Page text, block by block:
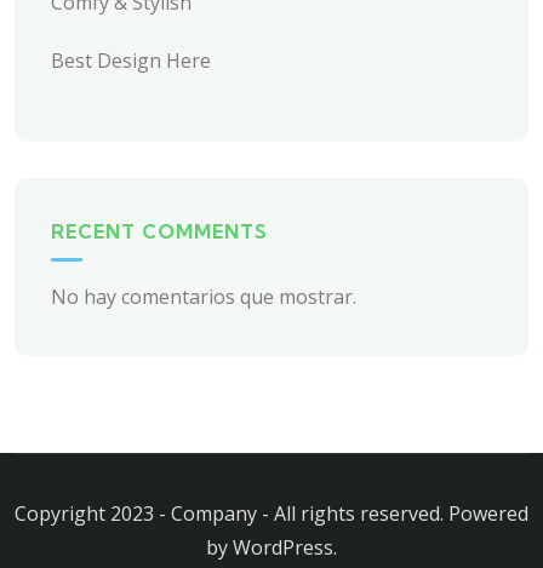
Best Design Here
RECENT COMMENTS
No hay comentarios que mostrar.
Copyright 2023 - Company - All rights reserved. Powered
by WordPress.